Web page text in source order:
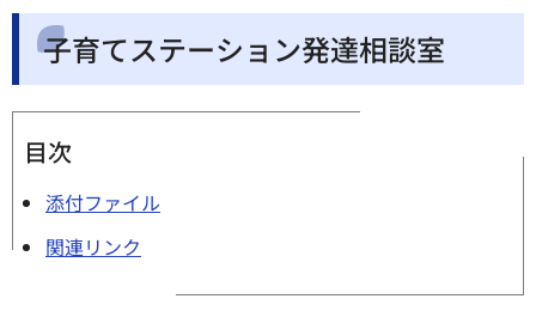
子育てステーション発達相談室
目次
添付ファイル
関連リンク